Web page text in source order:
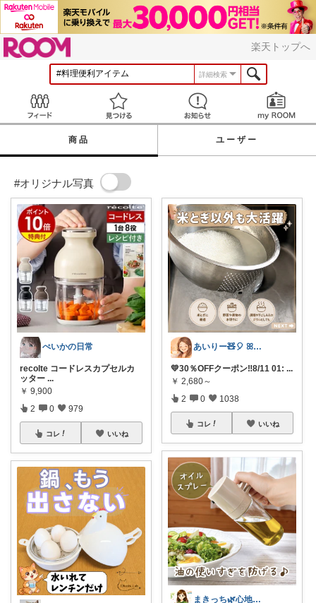
楽天トップへ
詳細検索
見つける お知らせ
商品 ユーザー
#オリジナル写真
ぺいかの日常
recolte コードレスカプセルカ
ッター ...
￥ 9,900
2 0 979
コレ いいね
あいりー🧸🎈 ꕤ毎日を快適にꕤ
💛30％OFFクーポン‼️8/11 01: ...
￥ 2,680～
2 0 1038
コレ いいね
まきっち🌿心地よい暮らし🌿